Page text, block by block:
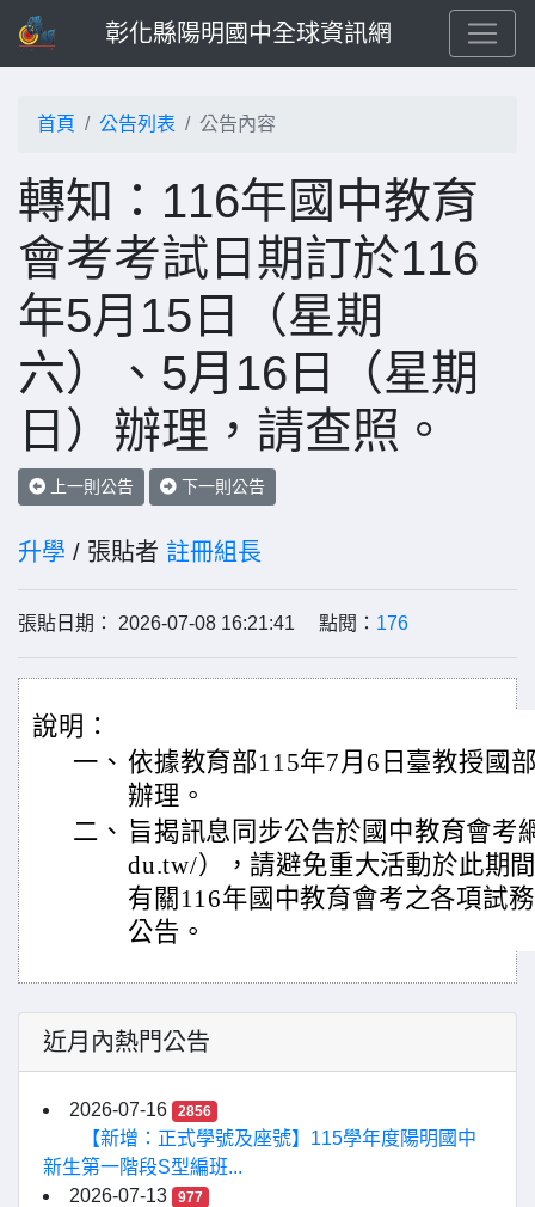
彰化縣陽明國中全球資訊網
首頁 公告列表 公告內容
轉知：116年國中教育
會考考試日期訂於116
年5月15日（星期
六）、5月16日（星期
日）辦理，請查照。
上一則公告 下一則公告
升學 / 張貼者 註冊組長
張貼日期： 2026-07-08 16:21:41 點閱： 176
說明：
一、 依據教育部115年7月6日臺教授國
辦理。
二、 旨揭訊息同步公告於國中教育會考
du.tw/），請避免重大活動於此期
有關116年國中教育會考之各項試
公告。
近月內熱門公告
2026-07-16 2856
【新增：正式學號及座號】115學年度陽明國中
新生第一階段S型編班...
2026-07-13
977